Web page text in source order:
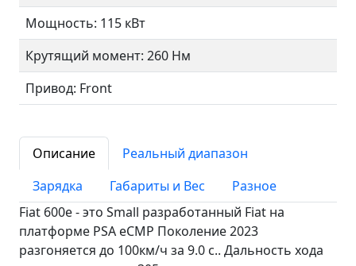
Мощность: 115 кВт
Крутящий момент: 260 Нм
Привод: Front
Описание
Реальный диапазон
Зарядка
Габариты и Вес
Разное
Fiat 600e - это Small разработанный Fiat на
платформе PSA eCMP Поколение 2023
разгоняется до 100км/ч за 9.0 c.. Дальность хода